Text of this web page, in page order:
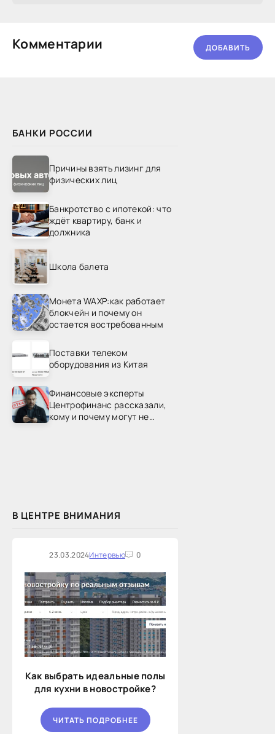
БАНКИ РОССИИ
Причины взять лизинг для
физических лиц
Банкротство с ипотекой: что
ждёт квартиру, банк и
должника
Школа балета
Монета WAXP:как работает
блокчейн и почему он
остается востребованным
Поставки телеком
оборудования из Китая
Финансовые эксперты
Центрофинанс рассказали,
кому и почему могут не
В ЦЕНТРЕ ВНИМАНИЯ
23.03.2024Интервью 0
Как выбрать идеальные полы
для кухни в новостройке?
ЧИТАТЬ ПОДРОБНЕЕ
Комментарии ДОБАВИТЬ